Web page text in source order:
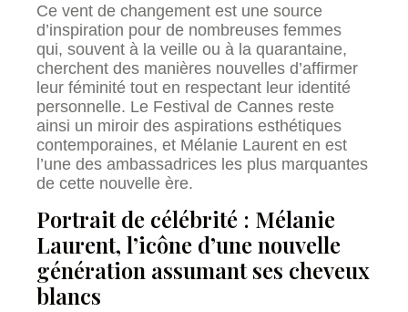
Ce vent de changement est une source
d’inspiration pour de nombreuses femmes
qui, souvent à la veille ou à la quarantaine,
cherchent des manières nouvelles d’affirmer
leur féminité tout en respectant leur identité
personnelle. Le Festival de Cannes reste
ainsi un miroir des aspirations esthétiques
contemporaines, et Mélanie Laurent en est
l’une des ambassadrices les plus marquantes
de cette nouvelle ère.
Portrait de célébrité : Mélanie
Laurent, l’icône d’une nouvelle
génération assumant ses cheveux
blancs